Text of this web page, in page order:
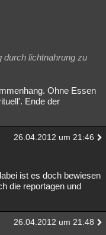
durch lichtnahrung zu
Ohne Essen
Ende der
26.04.2012 um 21:46
ist es doch bewiesen
die reportagen und
26.04.2012 um 21:48